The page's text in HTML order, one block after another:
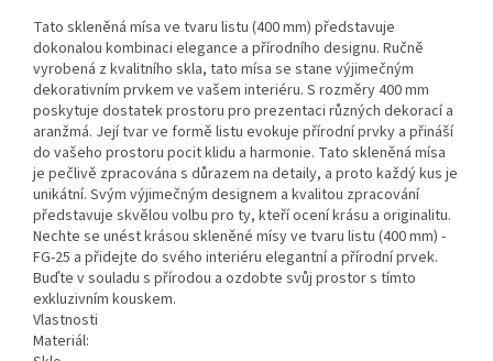
Tato skleněná mísa ve tvaru listu (400 mm) představuje
dokonalou kombinaci elegance a přírodního designu. Ručně
vyrobená z kvalitního skla, tato mísa se stane výjimečným
dekorativním prvkem ve vašem interiéru. S rozměry 400 mm
poskytuje dostatek prostoru pro prezentaci různých dekorací a
aranžmá. Její tvar ve formě listu evokuje přírodní prvky a přináší
do vašeho prostoru pocit klidu a harmonie. Tato skleněná mísa
je pečlivě zpracována s důrazem na detaily, a proto každý kus je
unikátní. Svým výjimečným designem a kvalitou zpracování
představuje skvělou volbu pro ty, kteří ocení krásu a originalitu.
Nechte se unést krásou skleněné mísy ve tvaru listu (400 mm) -
FG-25 a přidejte do svého interiéru elegantní a přírodní prvek.
Buďte v souladu s přírodou a ozdobte svůj prostor s tímto
exkluzivním kouskem.
Vlastnosti
Materiál: